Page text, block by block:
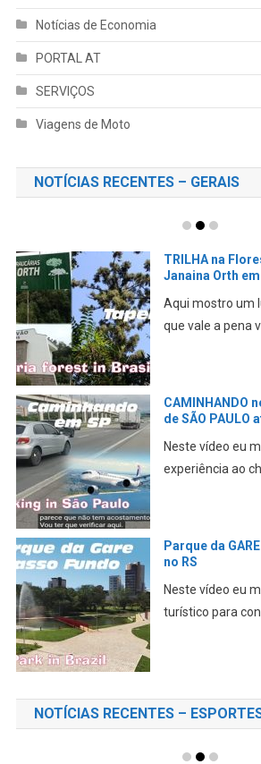
Notícias de Economia
PORTAL AT
SERVIÇOS
Viagens de Moto
NOTÍCIAS RECENTES – GERAIS
TRILHA na
Janaina Orth em
Aqui mostro um
que vale a pena
CAMINHANDO
de SÃO PAULO
Neste vídeo eu
experiência ao
Parque da
no RS
Neste vídeo eu
turístico para
NOTÍCIAS RECENTES –